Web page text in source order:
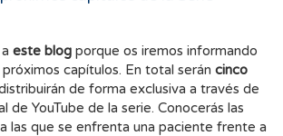
este blog porque os iremos informando
capítulos. En total serán cinco
de forma exclusiva a través de
de YouTube de la serie. Conocerás las
las que se enfrenta una paciente frente a